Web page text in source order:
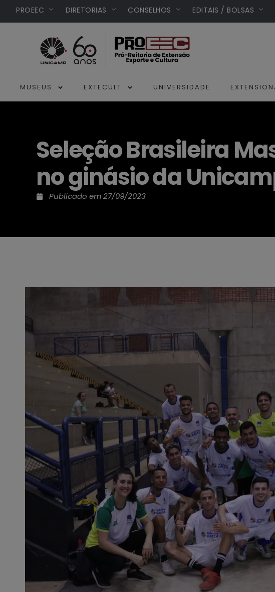
PROEEC DIRETORIAS CONSELHOS EDITAIS / BOLSAS
MUSEUS EXTECULT UNIVERSIDADE
Seleção Brasileira
no ginásio da
Publicado em27/09/2023